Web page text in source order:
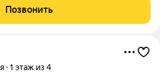
компактная и
студия с балконом -
Позвонить
1 этаж из 4